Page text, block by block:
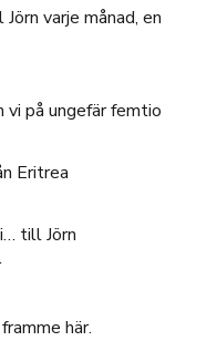
varje månad, en
vi på ungefär femtio
Eritrea
till Jörn
här.